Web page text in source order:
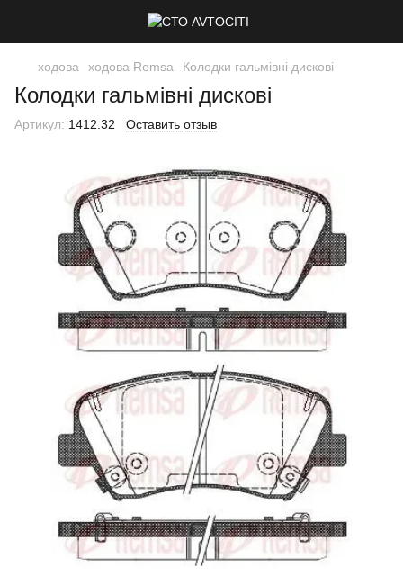
ходова ходова Remsa Колодки гальмівні дискові
Колодки гальмівні дискові
Артикул: 1412.32 Оставить отзыв